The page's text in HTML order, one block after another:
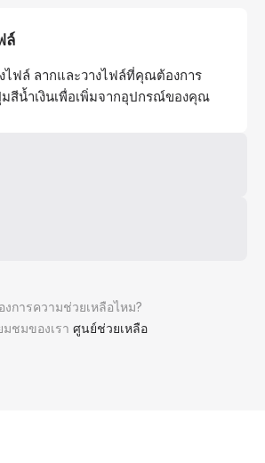
งการความช่วยเหลือไหม?
มชมของเรา ศูนย์ช่วยเหลือ
ล์
ไฟล์ ลากและวางไฟล์ที่คุณต้องการ
สีน้ำเงินเพื่อเพิ่มจากอุปกรณ์ของคุณ